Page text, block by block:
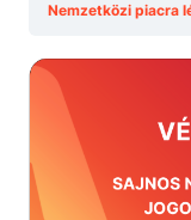
Nemzetközi piacra